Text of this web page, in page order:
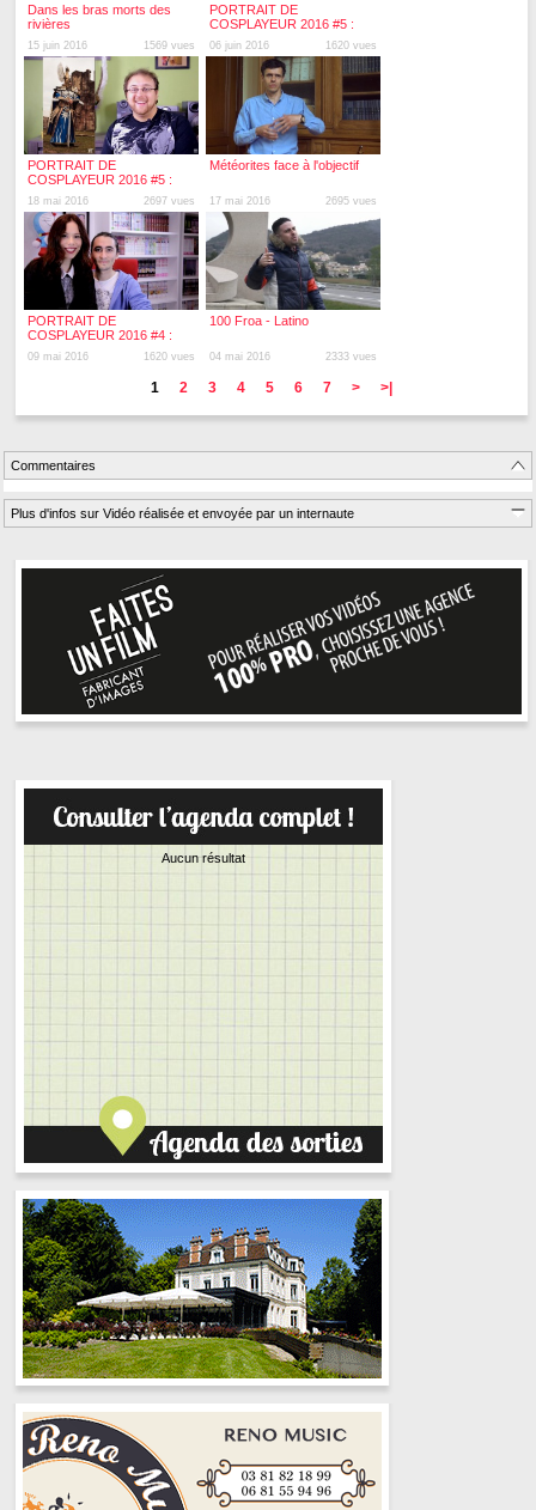
Dans les bras morts des
rivières
15 juin 2016 1569 vues
PORTRAIT DE
COSPLAYEUR 2016 #5 :
Leeloo Kris Cosplay
06 juin 2016 1620 vues
PORTRAIT DE
COSPLAYEUR 2016 #5 :
Aldarion Cosplay
18 mai 2016 2697 vues
Météorites face à l'objectif
17 mai 2016 2695 vues
PORTRAIT DE
COSPLAYEUR 2016 #4 :
Patricia et Alex cosplay
09 mai 2016 1620 vues
100 Froa - Latino
04 mai 2016 2333 vues
1 2 3 4 5 6 7 > >|
Commentaires
Plus d'infos sur Vidéo réalisée et envoyée par un internaute
Aucun résultat